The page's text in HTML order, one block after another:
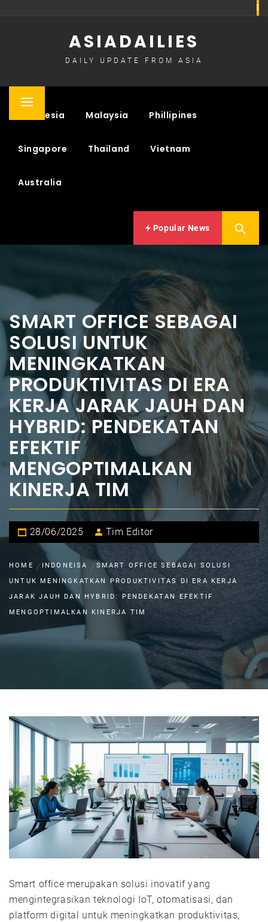
ASIADAILIES
DAILY UPDATE FROM ASIA
Primary
Indonesia Malaysia Phillipines
Singapore Thailand Vietnam
Australia
Popular News
SMART OFFICE SEBAGAI
SOLUSI UNTUK
MENINGKATKAN
PRODUKTIVITAS DI ERA
KERJA JARAK JAUH DAN
HYBRID: PENDEKATAN
EFEKTIF
MENGOPTIMALKAN
KINERJA TIM
28/06/2025 Tim Editor
HOME INDONEISA
SMART OFFICE SEBAGAI SOLUSI
UNTUK MENINGKATKAN PRODUKTIVITAS DI ERA KERJA
JARAK JAUH DAN HYBRID: PENDEKATAN EFEKTIF
MENGOPTIMALKAN KINERJA TIM
Smart office merupakan solusi inovatif yang
mengintegrasikan teknologi IoT, otomatisasi, dan
platform digital untuk meningkatkan produktivitas,